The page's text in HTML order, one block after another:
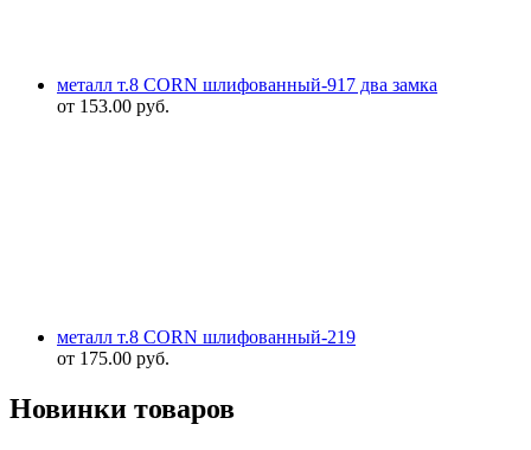
металл т.8 CORN шлифованный-917 два замка
от 153.00 руб.
металл т.8 CORN шлифованный-219
от 175.00 руб.
Новинки товаров